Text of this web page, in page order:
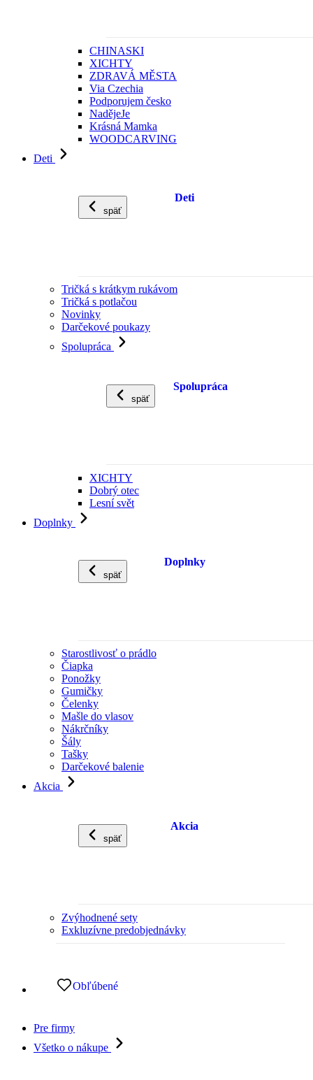
CHINASKI
XICHTY
ZDRAVÁ MĚSTA
Via Czechia
Podporujem česko
NadějeJe
Krásná Mamka
WOODCARVING
Deti
späť
Deti
Tričká s krátkym rukávom
Tričká s potlačou
Novinky
Darčekové poukazy
Spolupráca
späť
Spolupráca
XICHTY
Dobrý otec
Lesní svět
Doplnky
späť
Doplnky
Starostlivosť o prádlo
Čiapka
Ponožky
Gumičky
Čelenky
Mašle do vlasov
Nákrčníky
Šály
Tašky
Darčekové balenie
Akcia
späť
Akcia
Zvýhodnené sety
Exkluzívne predobjednávky
Obľúbené
Pre firmy
Všetko o nákupe